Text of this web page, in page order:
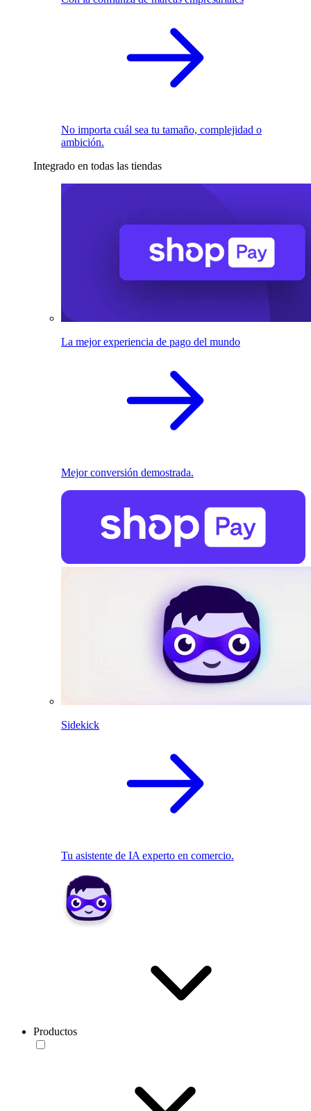
No importa cuál sea tu tamaño, complejidad o
ambición.
Integrado en todas las tiendas
La mejor experiencia de pago del mundo
Mejor conversión demostrada.
Sidekick
Tu asistente de IA experto en comercio.
Productos